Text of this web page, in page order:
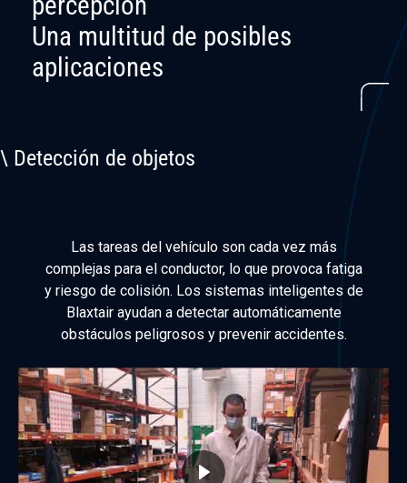
Una multitud de posibles
aplicaciones
\ Detección de objetos
Las tareas del vehículo son cada vez más
complejas para el conductor, lo que provoca fatiga
y riesgo de colisión. Los sistemas inteligentes de
Blaxtair ayudan a detectar automáticamente
obstáculos peligrosos y prevenir accidentes.